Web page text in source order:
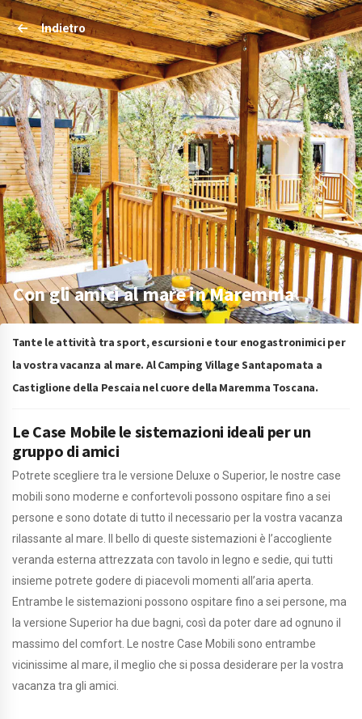
Indietro
Con gli amici al mare in Maremma
Tante le attività tra sport, escursioni e tour enogastronimici per
la vostra vacanza al mare. Al Camping Village Santapomata a
Castiglione della Pescaia nel cuore della Maremma Toscana.
Le Case Mobile le sistemazioni ideali per un
gruppo di amici
Potrete scegliere tra le versione Deluxe o Superior, le nostre case
mobili sono moderne e confortevoli possono ospitare fino a sei
persone e sono dotate di tutto il necessario per la vostra vacanza
rilassante al mare. Il bello di queste sistemazioni è l’accogliente
veranda esterna attrezzata con tavolo in legno e sedie, qui tutti
insieme potrete godere di piacevoli momenti all’aria aperta.
Entrambe le sistemazioni possono ospitare fino a sei persone, ma
la versione Superior ha due bagni, così da poter dare ad ognuno il
massimo del comfort. Le nostre Case Mobili sono entrambe
vicinissime al mare, il meglio che si possa desiderare per la vostra
vacanza tra gli amici.